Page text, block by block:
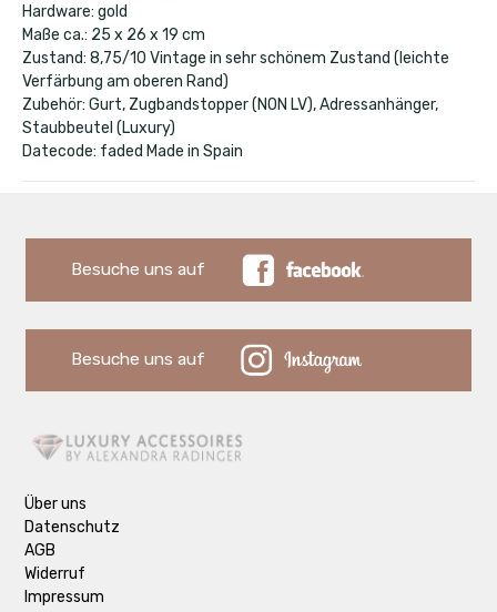
Hardware: gold
Maße ca.: 25 x 26 x 19 cm
Zustand: 8,75/10 Vintage in sehr schönem Zustand (leichte
Verfärbung am oberen Rand)
Zubehör: Gurt, Zugbandstopper (NON LV), Adressanhänger,
Staubbeutel (Luxury)
Datecode: faded Made in Spain
Besuche uns auf
Besuche uns auf
Über uns
Datenschutz
AGB
Widerruf
Impressum